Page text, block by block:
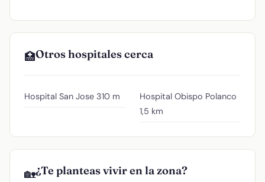
🏥Otros hospitales cerca
Hospital San Jose 310 m
Hospital Obispo Polanco
1,5 km
🏡¿Te planteas vivir en la zona?